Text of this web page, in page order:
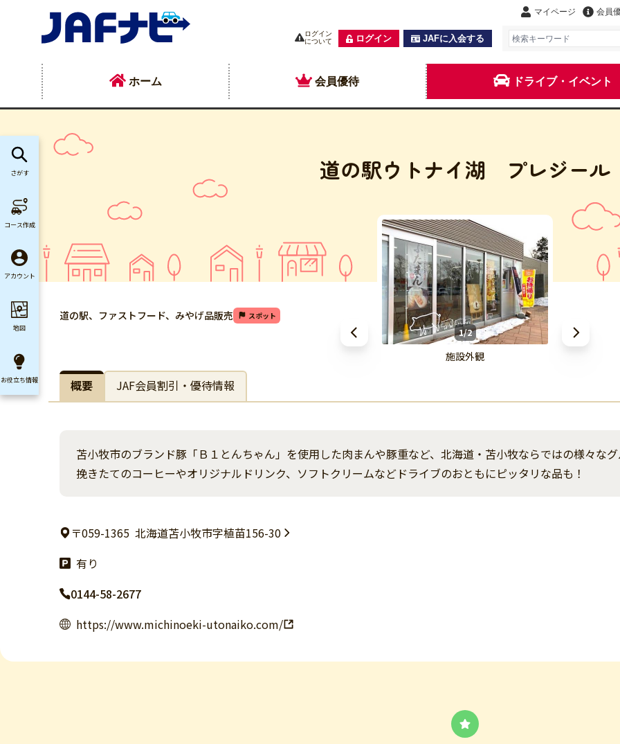
マイページ 会員
ログイン
について
ログイン JAFに入会する
ホーム 会員優待 ドライブ・イベント
道の駅ウトナイ湖 プレジール
1/2
施設外観
道の駅、ファストフード、みやげ品販売 スポット
概要 JAF会員割引・優待情報
苫小牧市のブランド豚「Ｂ１とんちゃん」を使用した肉まんや豚重など、北海道・苫小牧ならではの様々な
挽きたてのコーヒーやオリジナルドリンク、ソフトクリームなどドライブのおともにピッタリな品も！
〒059-1365 北海道苫小牧市字植苗156-30
有り
0144-58-2677
https://www.michinoeki-utonaiko.com/
さがす
コース作成
アカウント
地図
お役立ち情報